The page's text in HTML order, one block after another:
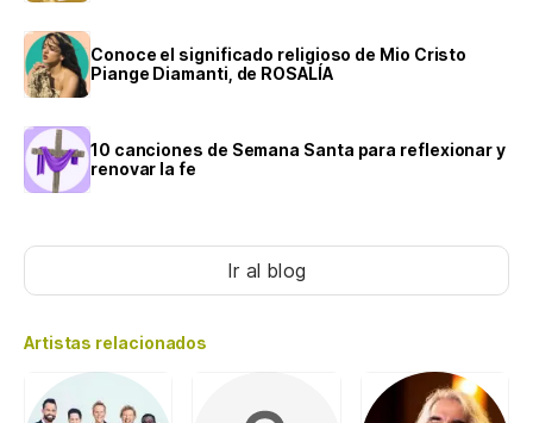
Conoce el significado religioso de Mio Cristo
Piange Diamanti, de ROSALÍA
10 canciones de Semana Santa para reflexionar y
renovar la fe
Ir al blog
Artistas relacionados